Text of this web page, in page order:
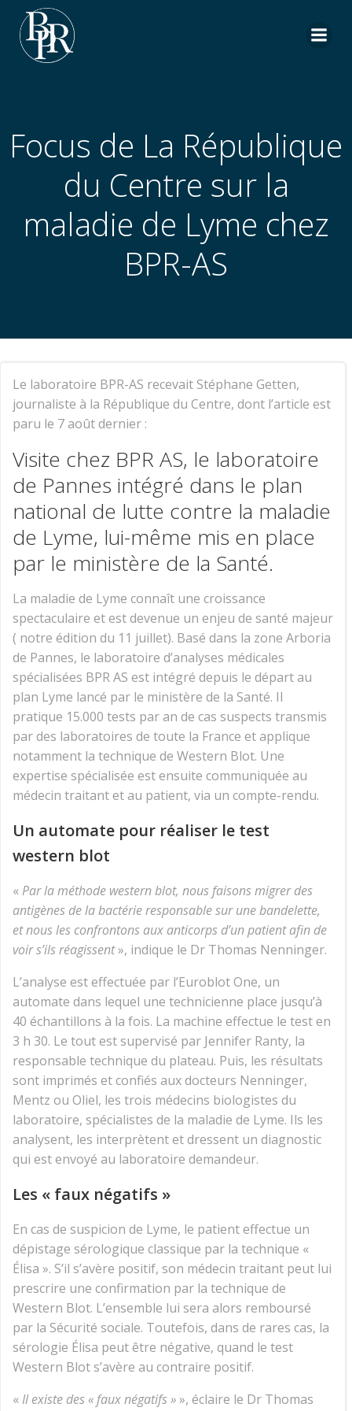
Focus de La République
du Centre sur la
maladie de Lyme chez
BPR-AS
Le laboratoire BPR-AS recevait Stéphane Getten,
journaliste à la République du Centre, dont l’article est
paru le 7 août dernier :
Visite chez BPR AS, le laboratoire
de Pannes intégré dans le plan
national de lutte contre la maladie
de Lyme, lui-même mis en place
par le ministère de la Santé.
La maladie de Lyme connaît une croissance
spectaculaire et est devenue un enjeu de santé majeur
( notre édition du 11 juillet). Basé dans la zone Arboria
de Pannes, le laboratoire d’analyses médicales
spécialisées BPR AS est intégré depuis le départ au
plan Lyme lancé par le ministère de la Santé. Il
pratique 15.000 tests par an de cas suspects transmis
par des laboratoires de toute la France et applique
notamment la technique de Western Blot. Une
expertise spécialisée est ensuite communiquée au
médecin traitant et au patient, via un compte-rendu.
Un automate pour réaliser le test
western blot
« Par la méthode western blot, nous faisons migrer des
antigènes de la bactérie responsable sur une bandelette,
et nous les confrontons aux anticorps d’un patient afin de
voir s’ils réagissent», indique le Dr Thomas Nenninger.
L’analyse est effectuée par l’Euroblot One, un
automate dans lequel une technicienne place jusqu’à
40 échantillons à la fois. La machine effectue le test en
3 h 30. Le tout est supervisé par Jennifer Ranty, la
responsable technique du plateau. Puis, les résultats
sont imprimés et confiés aux docteurs Nenninger,
Mentz ou Oliel, les trois médecins biologistes du
laboratoire, spécialistes de la maladie de Lyme. Ils les
analysent, les interprètent et dressent un diagnostic
qui est envoyé au laboratoire demandeur.
Les « faux négatifs »
En cas de suspicion de Lyme, le patient effectue un
dépistage sérologique classique par la technique «
Élisa ». S’il s’avère positif, son médecin traitant peut lui
prescrire une confirmation par la technique de
Western Blot. L’ensemble lui sera alors remboursé
par la Sécurité sociale. Toutefois, dans de rares cas, la
sérologie Élisa peut être négative, quand le test
Western Blot s’avère au contraire positif.
« Il existe des « faux négatifs »», éclaire le Dr Thomas